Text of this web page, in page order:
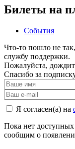
Билеты на
События
Что-то пошло не
службу поддержки.
Пожалуйста,
Спасибо за
Я согласен(а) на
Пока нет
сообщим о